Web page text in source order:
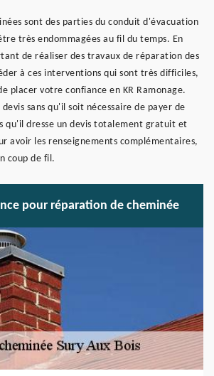
sont des parties du conduit d'évacuation
très endommagées au fil du temps. En
de réaliser des travaux de réparation des
à ces interventions qui sont très difficiles,
placer votre confiance en KR Ramonage.
sans qu'il soit nécessaire de payer de
qu'il dresse un devis totalement gratuit et
avoir les renseignements complémentaires,
coup de fil.
pour réparation de cheminée